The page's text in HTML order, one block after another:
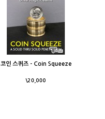
코인 스퀴즈 - Coin Squeeze
\20,000